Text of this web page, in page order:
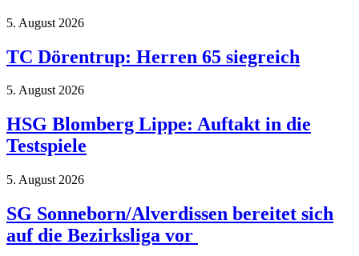
5. August 2026
TC Dörentrup: Herren 65 siegreich
5. August 2026
HSG Blomberg Lippe: Auftakt in die
Testspiele
5. August 2026
SG Sonneborn/Alverdissen bereitet sich
auf die Bezirksliga vor